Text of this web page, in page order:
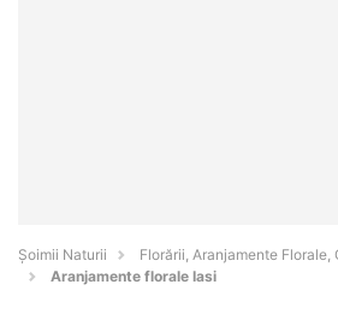
Şoimii Naturii
Florării, Aranjamente Florale,
Aranjamente florale Iasi